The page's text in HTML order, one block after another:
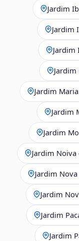
Jardim
Jardim
Jardim
Jardim
Jardim
Jardim
Jardim
Jardim Noiva
Jardim
Jardim
Jardim
Jardim